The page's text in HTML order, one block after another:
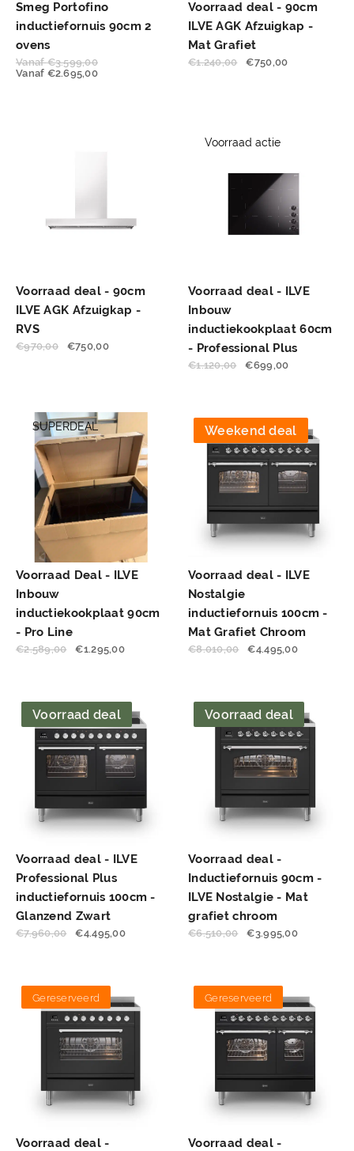
Smeg Portofino
inductiefornuis 90cm 2
ovens
Vanaf€3.599,00
Vanaf €2.695,00
Voorraad deal - 90cm
ILVE AGK Afzuigkap -
Mat Grafiet
€1.240,00 €750,00
Voorraad deal - 90cm
ILVE AGK Afzuigkap -
RVS
€970,00 €750,00
Voorraad actie
Voorraad deal - ILVE
Inbouw
inductiekookplaat 60cm
- Professional Plus
€1.120,00 €699,00
SUPERDEAL
Voorraad Deal - ILVE
Inbouw
inductiekookplaat 90cm
- Pro Line
€2.589,00 €1.295,00
Weekend deal
Voorraad deal - ILVE
Nostalgie
inductiefornuis 100cm -
Mat Grafiet Chroom
€8.010,00 €4.495,00
Voorraad deal
Voorraad deal - ILVE
Professional Plus
inductiefornuis 100cm -
Glanzend Zwart
€7.960,00 €4.495,00
Voorraad deal
Voorraad deal -
Inductiefornuis 90cm -
ILVE Nostalgie - Mat
grafiet chroom
€6.510,00 €3.995,00
Gereserveerd
Voorraad deal -
Gereserveerd
Voorraad deal -